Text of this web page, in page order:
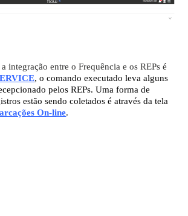
integração entre o Frequência e os REPs é
, o comando executado leva alguns
pelos REPs. Uma forma de
estão sendo coletados é através da tela
On-line.